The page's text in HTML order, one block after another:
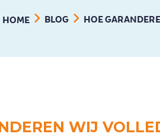
HOME BLOG HOE
WIJ